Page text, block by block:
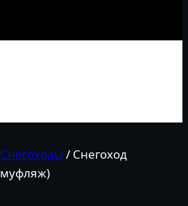
Снегоходы / Снегоход